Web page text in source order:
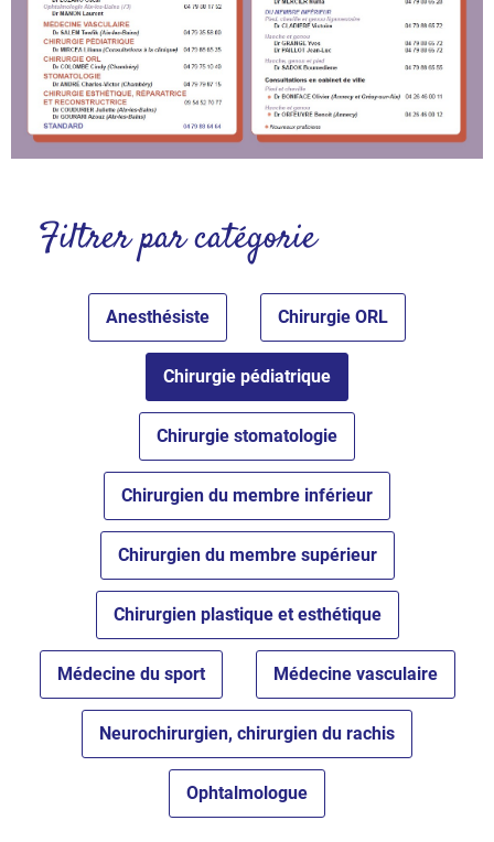
Voir
l'annuaire
Filtrer par catégorie
Anesthésiste Chirurgie ORL
Chirurgie pédiatrique
Chirurgie stomatologie
Chirurgien du membre inférieur
Chirurgien du membre supérieur
Chirurgien plastique et esthétique
Médecine du sport Médecine vasculaire
Neurochirurgien, chirurgien du rachis
Ophtalmologue